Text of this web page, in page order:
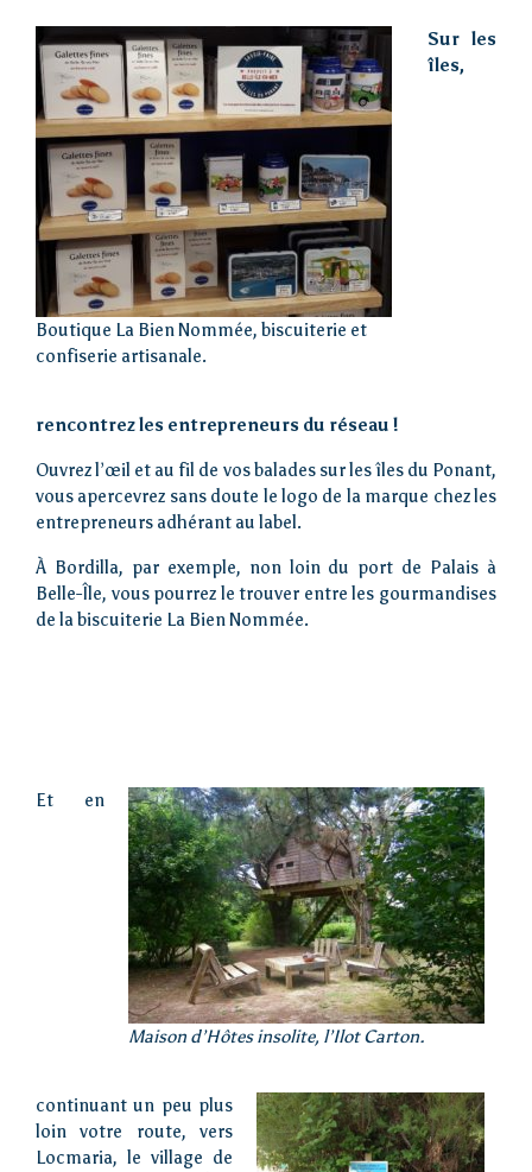
métropolitaines
Actions de l’AIP
Presse
Boutique La Bien Nommée, biscuiterie et
confiserie artisanale.
Sur les
îles,
rencontrez les entrepreneurs du réseau !
Ouvrez l’œil et au fil de vos balades sur les îles du Ponant,
vous apercevrez sans doute le logo de la marque chez les
entrepreneurs adhérant au label.
À Bordilla, par exemple, non loin du port de Palais à
Belle-Île, vous pourrez le trouver entre les gourmandises
de la biscuiterie La Bien Nommée.
Maison d’Hôtes insolite, l’Ilot Carton.
Et en
continuant un peu plus
loin votre route, vers
Locmaria, le village de